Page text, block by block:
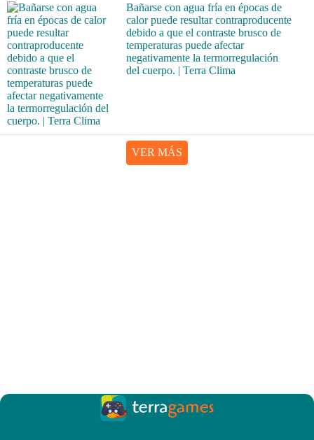
Bañarse con agua fría en épocas de
calor puede resultar contraproducente
debido a que el contraste brusco de
temperaturas puede afectar
negativamente la termorregulación
del cuerpo. | Terra Clima
VER MÁS